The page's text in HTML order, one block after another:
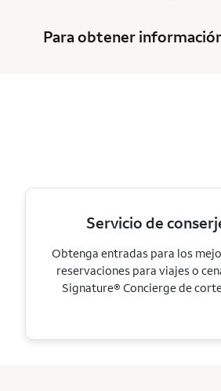
Para obtener
Servicio de
Obtenga entradas para los
reservaciones para viajes o
Signature® Concierge de